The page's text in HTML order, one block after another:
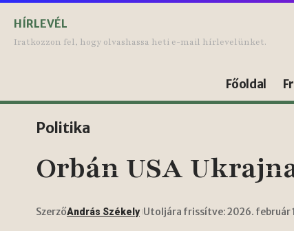
HÍRLEVÉL
Iratkozzon fel, hogy olvashassa heti e-mail hírlevelünket.
Főoldal
Politika
Orbán USA
SzerzőAndrás Székely Utoljára frissítve: 2026. február